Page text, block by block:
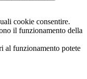
cookie consentire.
il funzionamento della
al funzionamento potete